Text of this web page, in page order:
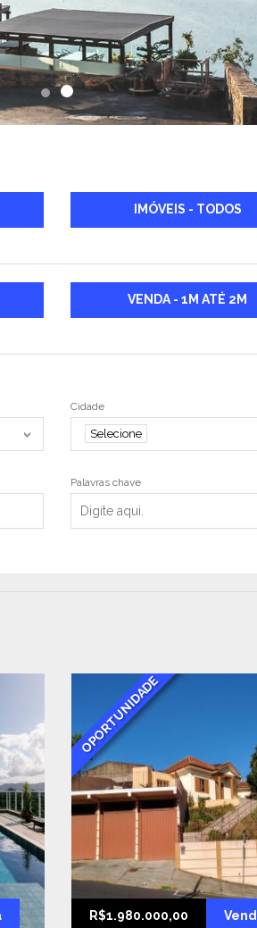
IMÓVEIS - TODOS
VENDA - 1M ATÉ 2M
Cidade
Selecione
Palavras chave
OPORTUNIDADE
R$1.980.000,00